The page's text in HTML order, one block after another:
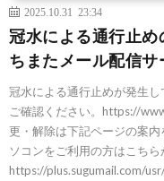
2025.10.31 23:34
冠水による通行止
ちまたメール配信サ
冠水による通行止めが発生
ご確認ください。https://
更・解除は下記ページの案
ソコンをご利用の方はこちら
https://plus.sugumail.com/